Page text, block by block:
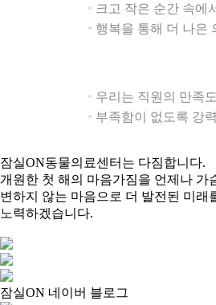
크고 작은 순간 속에
행복을 통해 더 나은
우리는 직원의 만족
부족함이 없도록 강
잠실ON동물의료센터는 다짐합니다.
개원한 첫 해의 마음가짐을 언제나 가
변하지 않는 마음으로 더 발전된 미래
노력하겠습니다.
잠실ON 네이버 블로그